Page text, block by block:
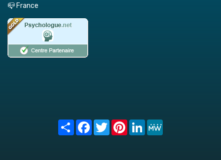
📪 France
Share FacebookTwitterPinterest
LinkedIn